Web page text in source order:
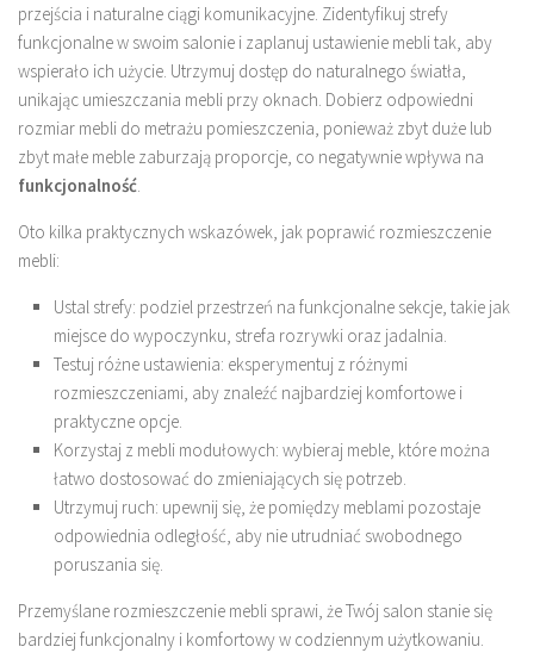
przejścia i naturalne ciągi komunikacyjne. Zidentyfikuj strefy
funkcjonalne w swoim salonie i zaplanuj ustawienie mebli tak, aby
wspierało ich użycie. Utrzymuj dostęp do naturalnego światła,
unikając umieszczania mebli przy oknach. Dobierz odpowiedni
rozmiar mebli do metrażu pomieszczenia, ponieważ zbyt duże lub
zbyt małe meble zaburzają proporcje, co negatywnie wpływa na
funkcjonalność
Oto kilka praktycznych wskazówek, jak poprawić rozmieszczenie
mebli:
Ustal strefy: podziel przestrzeń na funkcjonalne sekcje, takie jak
miejsce do wypoczynku, strefa rozrywki oraz jadalnia.
Testuj różne ustawienia: eksperymentuj z różnymi
rozmieszczeniami, aby znaleźć najbardziej komfortowe i
praktyczne opcje.
Korzystaj z mebli modułowych: wybieraj meble, które można
łatwo dostosować do zmieniających się potrzeb.
Utrzymuj ruch: upewnij się, że pomiędzy meblami pozostaje
odpowiednia odległość, aby nie utrudniać swobodnego
poruszania się.
Przemyślane rozmieszczenie mebli sprawi, że Twój salon stanie się
bardziej funkcjonalny i komfortowy w codziennym użytkowaniu.